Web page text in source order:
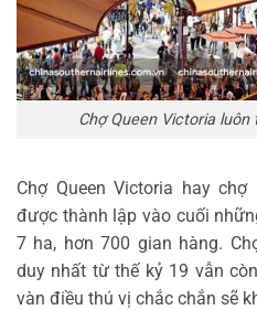
Chợ Queen Victoria
Chợ Queen Victoria hay
được thành lập vào cuối
7 ha, hơn 700 gian hàng.
duy nhất từ thế kỷ 19 vẫn
vàn điều thú vị chắc chắn sẽ